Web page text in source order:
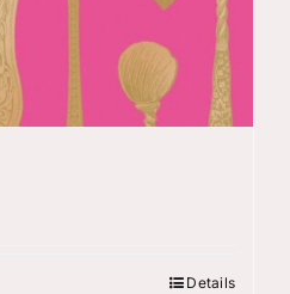
Details